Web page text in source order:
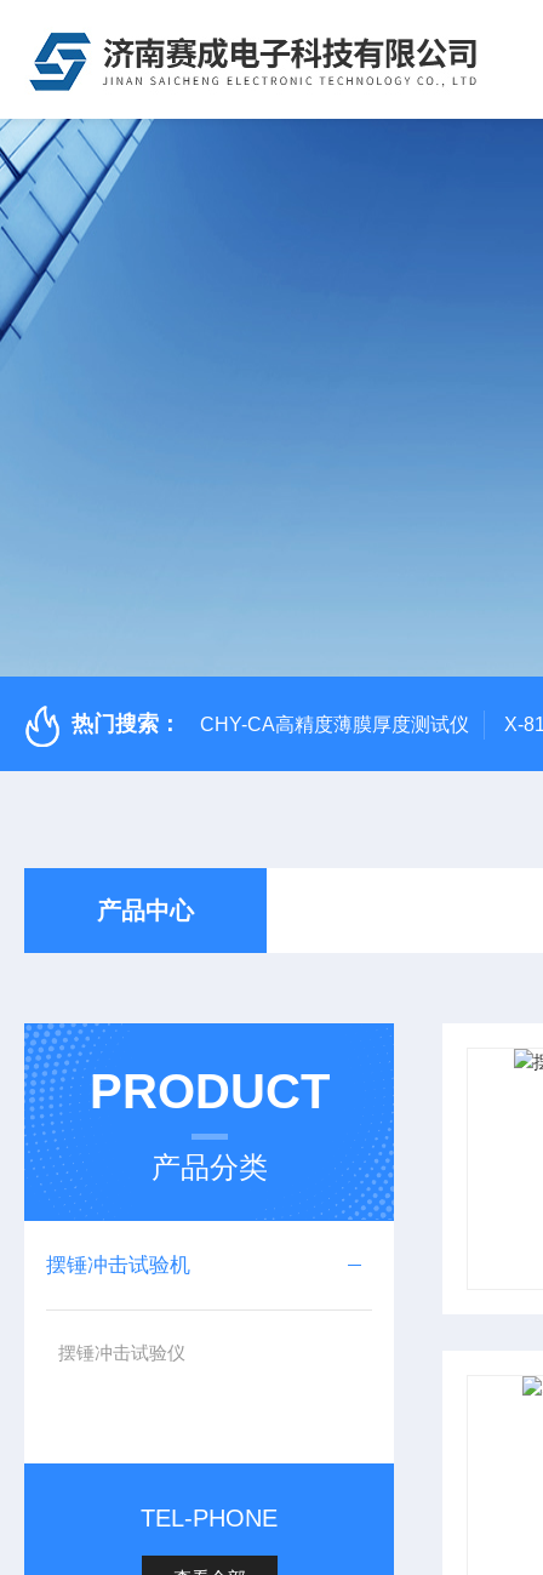
热门搜索： CHY-CA高精度薄膜厚度测试仪 X-
产品中心
PRODUCT
产品分类
摆锤冲击试验机
摆锤冲击试验仪
TEL-PHONE